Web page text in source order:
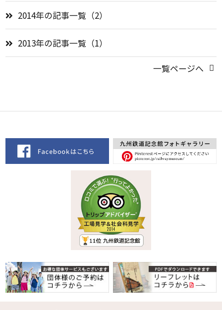
2014年の記事一覧（2）
2013年の記事一覧（1）
一覧ページへ